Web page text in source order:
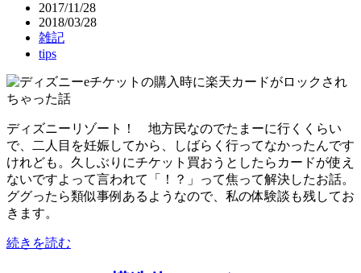
2017/11/28
2018/03/28
雑記
tips
ディズニーリゾート！ 地方民なのでたまーに行くくらい
で、二人目を妊娠してから、しばらく行ってなかったんです
けれども。久しぶりにチケット買おうとしたらカードが使え
ないですよって言われて「！？」って焦って解決したお話。
ググったら類似事例あるようなので、私の体験談も残してお
きます。
続きを読む